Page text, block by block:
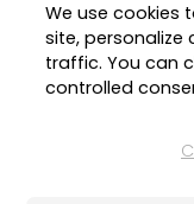
Zone des Membres
Blog
We use cookies
site,
traffic. You can
controlled